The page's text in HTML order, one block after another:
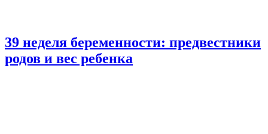
39 неделя беременности: предвестники
родов и вес ребенка